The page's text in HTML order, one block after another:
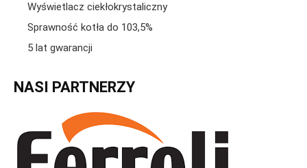
Wyświetlacz ciekłokrystaliczny
Sprawność kotła do 103,5%
5 lat gwarancji
NASI PARTNERZY